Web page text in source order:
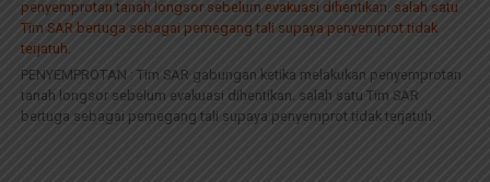
PENYEMPROTAN : Tim SAR gabungan ketika melakukan penyemprotan
tanah longsor sebelum evakuasi dihentikan. salah satu Tim SAR
bertuga sebagai pemegang tali supaya penyemprot tidak terjatuh.